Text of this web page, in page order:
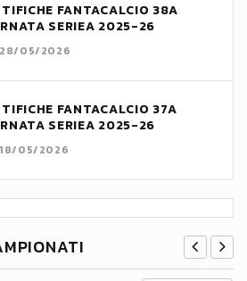
FANTACALCIO 38A
SERIEA 2025-26
28/05/2026
FANTACALCIO 37A
SERIEA 2025-26
18/05/2026